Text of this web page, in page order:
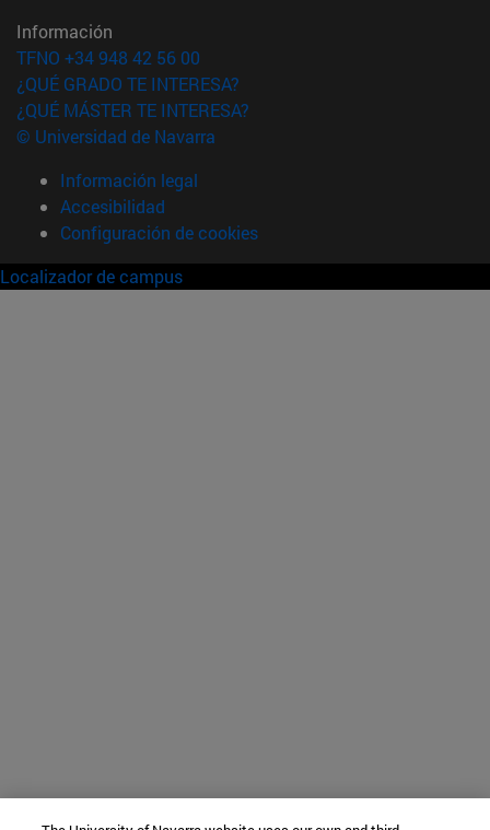
Información
TFNO +34 948 42 56 00
¿QUÉ GRADO TE INTERESA?
¿QUÉ MÁSTER TE INTERESA?
© Universidad de Navarra
Información legal
Accesibilidad
Configuración de cookies
Localizador de campus